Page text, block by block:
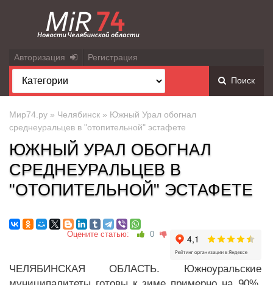
Авторизация Регистрация
Поиск
Мир74.ру » Челябинск » Южный Урал обогнал
среднеуральцев в "отопительной" эстафете
ЮЖНЫЙ УРАЛ ОБОГНАЛ
СРЕДНЕУРАЛЬЦЕВ В
"ОТОПИТЕЛЬНОЙ" ЭСТАФЕТЕ
Оцените статью: 0
ЧЕЛЯБИНСКАЯ ОБЛАСТЬ. Южноуральские